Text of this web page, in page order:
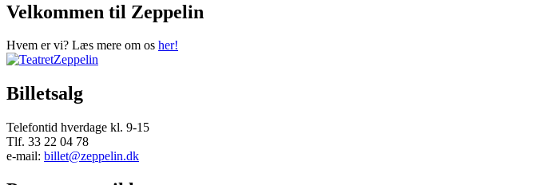
Velkommen til Zeppelin
Hvem er vi? Læs mere om os her!
Billetsalg
Telefontid hverdage kl. 9-15
Tlf. 33 22 04 78
e-mail: billet@zeppelin.dk